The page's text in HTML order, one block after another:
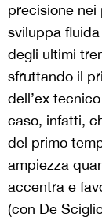
precisione nei
sviluppa
degli ultimi
sfruttando il
dell’ex
caso, infatti,
del primo
ampiezza
accentra e
(con De